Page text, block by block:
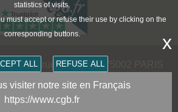
- 36 rue Vivienne - 75002 PARIS
-contact@cgb.fr
2025 - All Rights Reserved
statistics of visits.
must accept or refuse their use by clicking on the
corresponding buttons.
ALL REFUSE ALL
x
visiter notre site en Français
https://www.cgb.fr